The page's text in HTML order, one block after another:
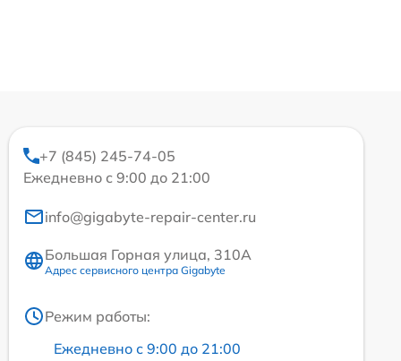
+7 (845) 245-74-05
Ежедневно с 9:00 до 21:00
info@gigabyte-repair-center.ru
Большая Горная улица, 310А
Адрес сервисного центра Gigabyte
Режим работы:
Ежедневно с 9:00 до 21:00